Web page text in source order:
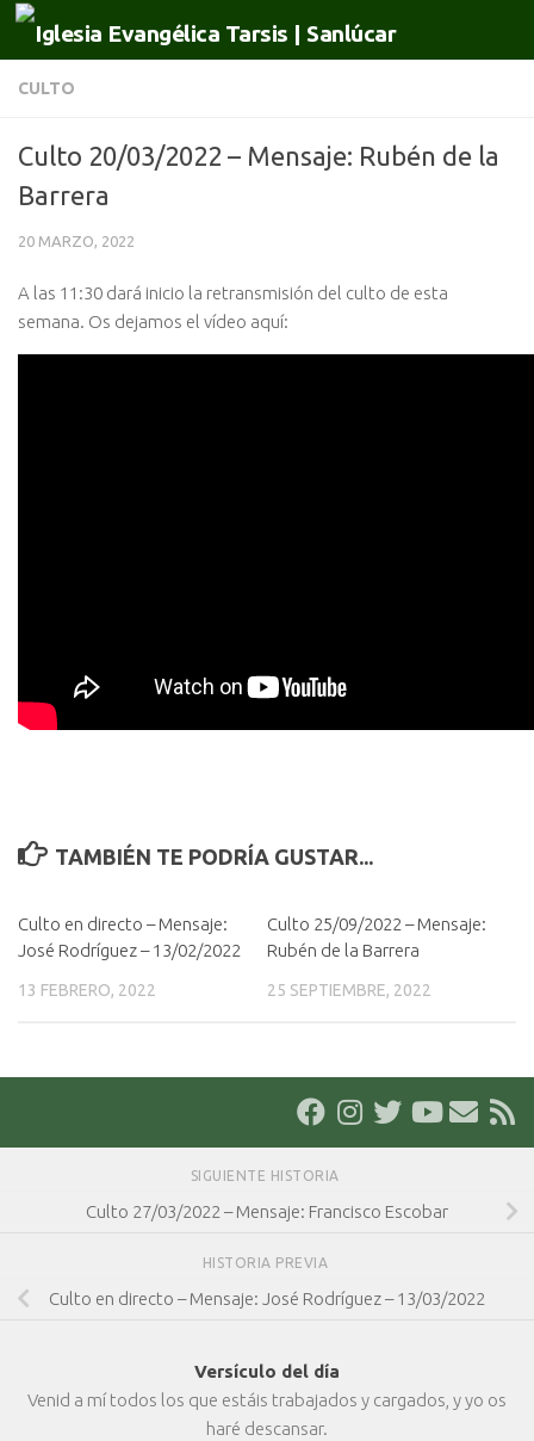
Saltar al contenido
CULTO
Culto 20/03/2022 – Mensaje: Rubén de la
Barrera
20 MARZO, 2022
A las 11:30 dará inicio la retransmisión del culto de esta
semana. Os dejamos el vídeo aquí:
TAMBIÉN TE PODRÍA GUSTAR...
Culto en directo – Mensaje:
José Rodríguez – 13/02/2022
13 FEBRERO, 2022
Culto 25/09/2022 – Mensaje:
Rubén de la Barrera
25 SEPTIEMBRE, 2022
SIGUIENTE HISTORIA
Culto 27/03/2022 – Mensaje: Francisco Escobar
HISTORIA PREVIA
Culto en directo – Mensaje: José Rodríguez – 13/03/2022
Versículo del día
Venid a mí todos los que estáis trabajados y cargados, y yo os
haré descansar.